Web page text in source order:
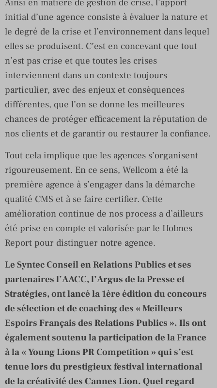
Ainsi en matière de gestion de crise, l’apport
initial d’une agence consiste à évaluer la nature et
le degré de la crise et l’environnement dans lequel
elles se produisent. C’est en concevant que tout
n’est pas crise et que toutes les crises
interviennent dans un contexte toujours
particulier, avec des enjeux et conséquences
différentes, que l’on se donne les meilleures
chances de protéger efficacement la réputation de
nos clients et de garantir ou restaurer la confiance.
Tout cela implique que les agences s’organisent
rigoureusement. En ce sens, Wellcom a été la
première agence à s’engager dans la démarche
qualité CMS et à se faire certifier. Cette
amélioration continue de nos process a d’ailleurs
été prise en compte et valorisée par le Holmes
Report pour distinguer notre agence.
Le Syntec Conseil en Relations Publics et ses
partenaires l’AACC, l’Argus de la Presse et
Stratégies, ont lancé la 1ère édition du concours
de sélection et de coaching des « Meilleurs
Espoirs Français des Relations Publics ». Ils ont
également soutenu la participation de la France
à la « Young Lions PR Competition » qui s’est
tenue lors du prestigieux festival international
de la créativité des Cannes Lion. Quel regard